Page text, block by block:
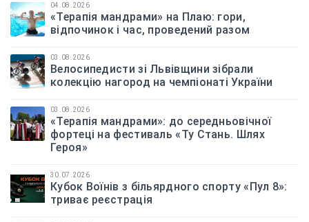
04.08.2026
«Терапія мандрами» на Плаю: гори,
відпочинок і час, проведений разом
03.08.2026
Велосипедисти зі Львівщини зібрали
колекцію нагород на чемпіонаті України
03.08.2026
«Терапія мандрами»: до середньовічної
фортеці на фестиваль «Ту Стань. Шлях
Героя»
30.07.2026
Кубок Воїнів з більярдного спорту «Пул 8»:
триває реєстрація